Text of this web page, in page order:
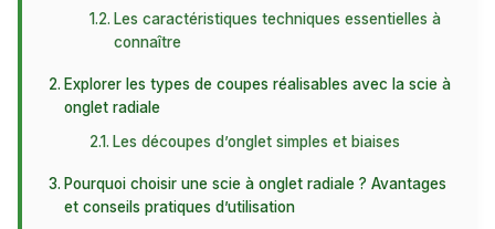
Les caractéristiques techniques essentielles à
connaître
Explorer les types de coupes réalisables avec la scie à
onglet radiale
Les découpes d’onglet simples et biaises
Pourquoi choisir une scie à onglet radiale ? Avantages
et conseils pratiques d’utilisation